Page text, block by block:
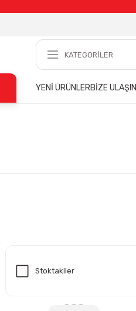
YENİ ÜRÜNLERBİZE ULAŞIN
Stoktakiler